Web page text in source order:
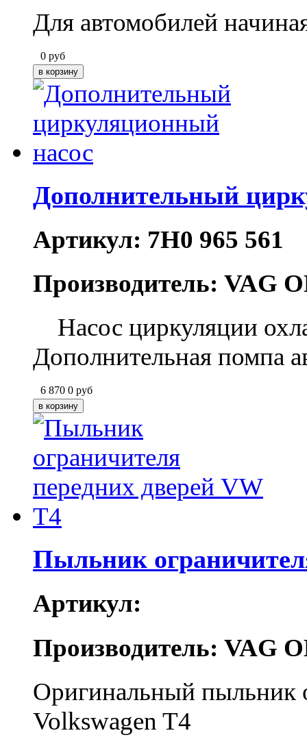
Для автомобилей
0 руб
Дополнительный
Артикул: 7H0 965 561
Производитель: VAG
Насос циркуляции
Дополнительная помпа
6 870 0 руб
Пыльник
Артикул:
Производитель: VAG
Оригинальный пыльник
Volkswagen T4